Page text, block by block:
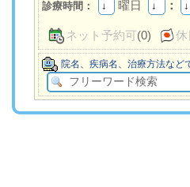
診療時間： 曜日 ：
ネット予約可(0) 休
院名、疾病名、治療方法な